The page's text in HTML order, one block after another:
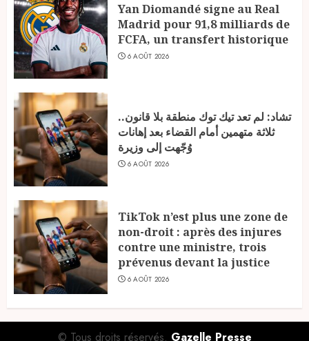
Yan Diomandé signe au Real
Madrid pour 91,8 milliards de
FCFA, un transfert historique
6 AOÛT 2026
تشاد: لم تعد تيك توك منطقة بلا قانون..
ثلاثة متهمين أمام القضاء بعد إهانات
وُجّهت إلى وزيرة
6 AOÛT 2026
TikTok n’est plus une zone de
non-droit : après des injures
contre une ministre, trois
prévenus devant la justice
6 AOÛT 2026
© Tous droits réservés. Gazelle Presse